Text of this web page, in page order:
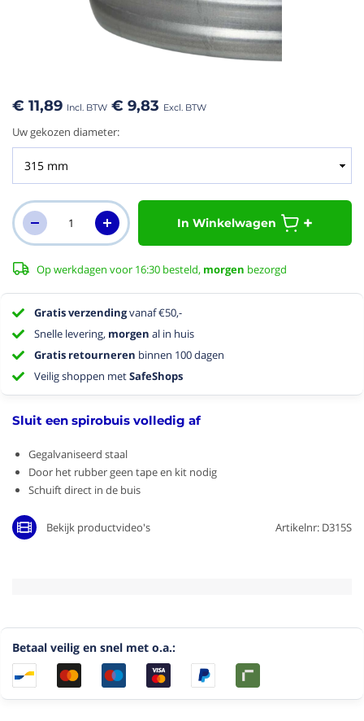
Sluit een spirobuis volledig af
€ 11,89 € 9,83
Op werkdagen voor 16:30 besteld, morgen bezorgd
Gegalvaniseerd staal
Door het rubber geen tape en kit nodig
Schuift direct in de buis
Uw gekozen diameter:
Bekijk productvideo's Artikelnr: D315S
In Winkelwagen
Gratis verzendingvanaf €50,-
Snelle levering, morgen al in huis
Gratis retourneren binnen 100 dagen
Veilig shoppen metSafeShops
Betaal veilig en snel met o.a.: